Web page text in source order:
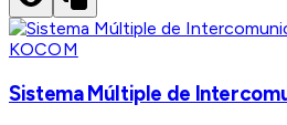
KOCOM
Sistema Múltiple de